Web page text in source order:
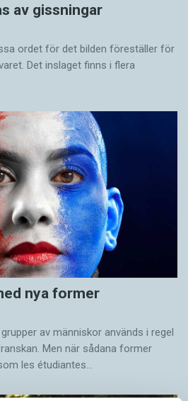
av gissningar
ordet för det bilden föreställer för
Det inslaget finns i flera
nya former
av människor används i regel
Men när sådana ­former
les étudiantes…